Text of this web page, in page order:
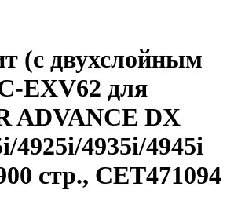
(c двухслойным
EXV62 для
ADVANCE DX
4925i/4935i/4945i
стр., CET471094